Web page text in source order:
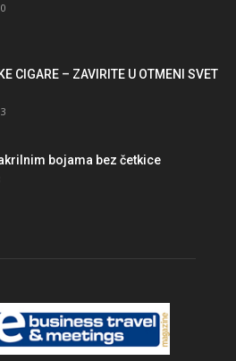
CIGARE – ZAVIRITE U OTMENI SVET
bojama bez četkice